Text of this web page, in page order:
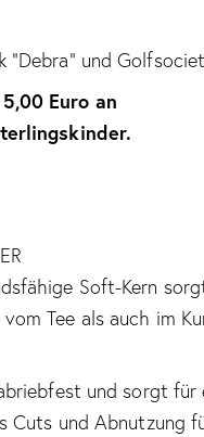
und
Euro an
Soft-Kern
Tee als auch im
und sorgt
Cuts und Abnutzung